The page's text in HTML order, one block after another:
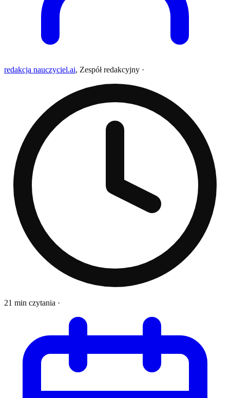
redakcja nauczyciel.ai, Zespół redakcyjny ·
21 min czytania ·